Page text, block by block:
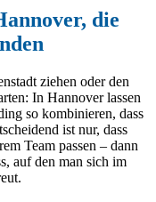
die
ziehen oder den
In Hannover lassen
so kombinieren, dass
ist nur, dass
Team passen – dann
auf den man sich im